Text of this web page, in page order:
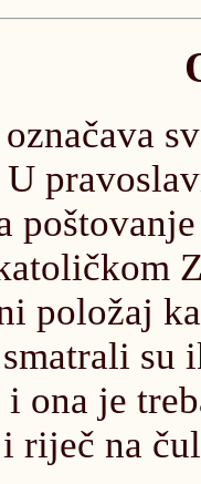
označava
U
položaj
su
ona je
riječ na